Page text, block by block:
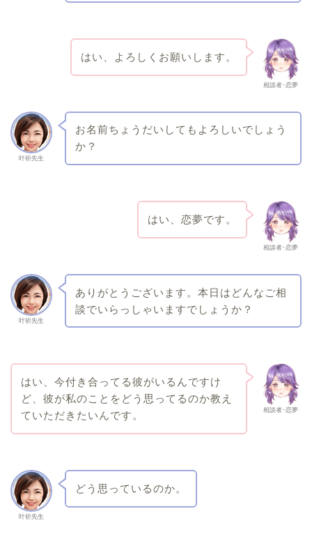
相談者･恋夢
はい、よろしくお願いします。
叶祈先生
お名前ちょうだいしてもよろしいでしょう
か？
相談者･恋夢
はい、恋夢です。
叶祈先生
ありがとうございます。本日はどんなご相
談でいらっしゃいますでしょうか？
相談者･恋夢
はい、今付き合ってる彼がいるんですけ
ど、彼が私のことをどう思ってるのか教え
ていただきたいんです。
叶祈先生
どう思っているのか。